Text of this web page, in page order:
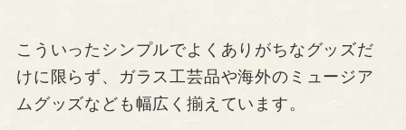
こういったシンプルでよくありがちなグッズだ
けに限らず、ガラス工芸品や海外のミュージア
ムグッズなども幅広く揃えています。